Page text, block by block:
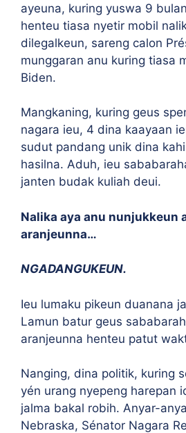
ayeuna, kuring yuswa 9
henteu tiasa nyetir mobil
dilegalkeun, sareng calon
munggaran anu kuring tiasa
Biden.
Mangkaning, kuring geus
nagara ieu, 4 dina kaayaan
sudut pandang unik dina
hasilna. Aduh, ieu
janten budak kuliah deui.
Nalika aya anu nunjukkeun
aranjeunna…
NGADANGUKEUN.
Ieu lumaku pikeun duanana
Lamun batur geus
aranjeunna henteu patut
Nanging, dina politik, kuring
yén urang nyepeng harepan
jalma bakal robih. Anyar-
Nebraska, Sénator Nagara